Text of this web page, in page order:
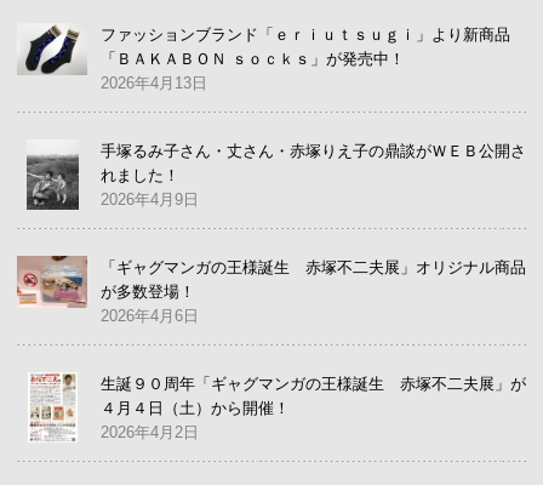
ファッションブランド「ｅｒｉｕｔｓｕｇｉ」より新商品
「ＢＡＫＡＢＯＮ ｓｏｃｋｓ」が発売中！
2026年4月13日
手塚るみ子さん・丈さん・赤塚りえ子の鼎談がＷＥＢ公開さ
れました！
2026年4月9日
「ギャグマンガの王様誕生 赤塚不二夫展」オリジナル商品
が多数登場！
2026年4月6日
生誕９０周年「ギャグマンガの王様誕生 赤塚不二夫展」が
４月４日（土）から開催！
2026年4月2日